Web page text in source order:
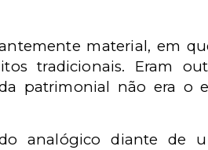
material, em
tradicionais. Eram
patrimonial não era o
analógico diante de